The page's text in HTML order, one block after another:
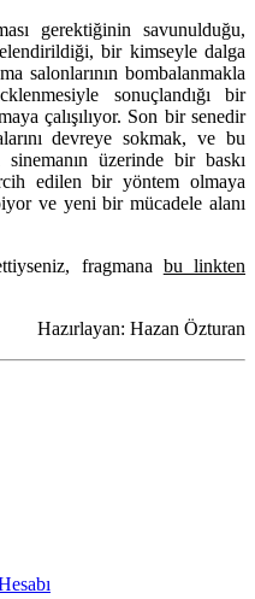
gerektiğinin savunulduğu,
bir kimseyle dalga
salonlarının bombalanmakla
sonuçlandığı bir
çalışılıyor. Son bir senedir
devreye sokmak, ve bu
sinemanın üzerinde bir baskı
edilen bir yöntem olmaya
ve yeni bir mücadele alanı
fragmana bu linkten
Hazırlayan: Hazan Özturan